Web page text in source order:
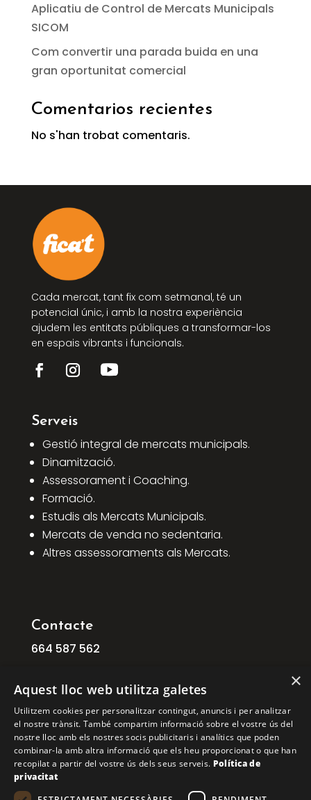
Aplicatiu de Control de Mercats Municipals
SICOM
Com convertir una parada buida en una
gran oportunitat comercial
Comentarios recientes
No s'han trobat comentaris.
Cada mercat, tant fix com setmanal, té un
potencial únic, i amb la nostra experiència
ajudem les entitats públiques a transformar-los
en espais vibrants i funcionals.
Serveis
Gestió integral de mercats municipals.
Dinamització.
Assessorament i Coaching.
Formació.
Estudis als Mercats Municipals.
Mercats de venda no sedentaria.
Altres assessoraments als Mercats.
Contacte
664 587 562
C/ Mogoda, 1 08210 Barberà del Vallès
Barcelona
C/ Aribau, 168, 1º 1ª 08036 BARCELONA
COPYRIGHT © 2026 FICAT. TOTS ELS DRETS
×
Aquest lloc web utilitza galetes
Utilitzem cookies per personalitzar contingut, anuncis i per analitzar
el nostre trànsit. També compartim informació sobre el vostre ús del
nostre lloc amb els nostres socis publicitaris i analítics que poden
combinar-la amb altra informació que els heu proporcionat o que han
recopilat a partir del vostre ús dels seus serveis. Política de
privacitat